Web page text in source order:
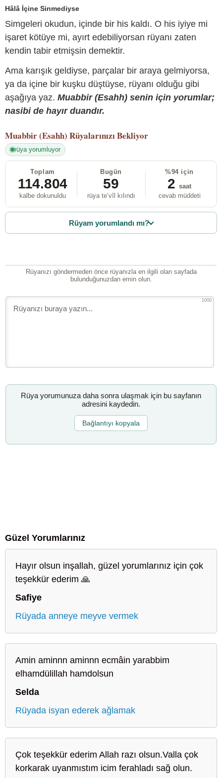
Hâlâ İçine Sinmediyse
Simgeleri okudun, içinde bir his kaldı. O his iyiye mi
işaret kötüye mi, ayırt edebiliyorsan rüyanı zaten
kendin tabir etmişsin demektir.
Ama karışık geldiyse, parçalar bir araya gelmiyorsa,
ya da içine bir kuşku düştüyse, rüyanı olduğu gibi
aşağıya yaz. Muabbir (Esahh) senin için yorumlar;
nasibi de hayır duandır.
Muabbir (Esahh) Rüyalarınızı Bekliyor
rüya yorumluyor
Toplam
114.804
kalbe dokunuldu
Bugün
59
rüya te’vîl kılındı
%94 için
2 saat
cevab müddeti
Rüyam yorumlandı mı?
Rüyanızı göndermeden önce rüyanızla en ilgili olan sayfada
bulunduğunuzdan emin olun.
1000
Rüya yorumunuza daha sonra ulaşmak için bu sayfanın
adresini kaydedin.
Bağlantıyı kopyala
Güzel Yorumlarınız
Hayır olsun inşallah, güzel yorumlarınız için çok
teşekkür ederim 🙏
Safiye
Rüyada anneye meyve vermek
Amin aminnn aminnn ecmâin yarabbim
elhamdülillah hamdolsun
Selda
Rüyada isyan ederek ağlamak
Çok teşekkür ederim Allah razı olsun.Valla çok
korkarak uyanmıstım icim ferahladı sağ olun.